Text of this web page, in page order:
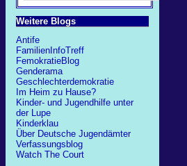
Weitere Blogs
Antife
FamilienInfoTreff
FemokratieBlog
Genderama
Geschlechterdemokratie
Im Heim zu Hause?
Kinder- und Jugendhilfe unter
der Lupe
Kinderklau
Über Deutsche Jugendämter
Verfassungsblog
Watch The Court